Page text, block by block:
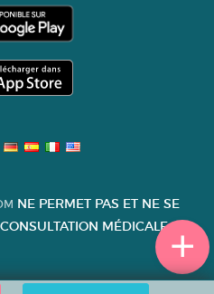
NE PERMET PAS ET NE SE
MÉDICALE.